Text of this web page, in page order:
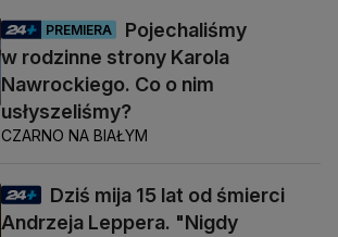
PREMIERA
Pojechaliśmy
w rodzinne strony Karola
Nawrockiego. Co o nim
usłyszeliśmy?
CZARNO NA BIAŁYM
Dziś mija 15 lat od śmierci
Andrzeja Leppera. "Nigdy